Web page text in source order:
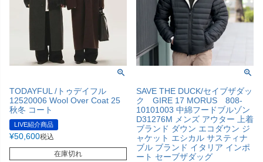
TODAYFUL /トゥデイフル
12520006 Wool Over Coat 25
秋冬 コート
LIVE紹介商品
¥50,600税込
在庫切れ
SAVE THE DUCK/セイブザダッ
ク GIRE 17 MORUS 808-
10101003 中綿フードブルゾン
D31276M メンズ アウター 上着
ブランド ダウン エコダウン ジ
ャケット エシカル サスティナ
ブル ブランド イタリア インポ
ート セーブザダッグ